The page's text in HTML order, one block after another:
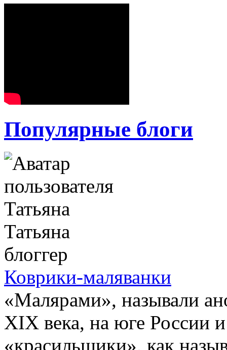
Популярные блоги
Татьяна
блоггер
Коврики-маляванки
«Малярами», называли
XIX века, на юге России
«красильщики», как